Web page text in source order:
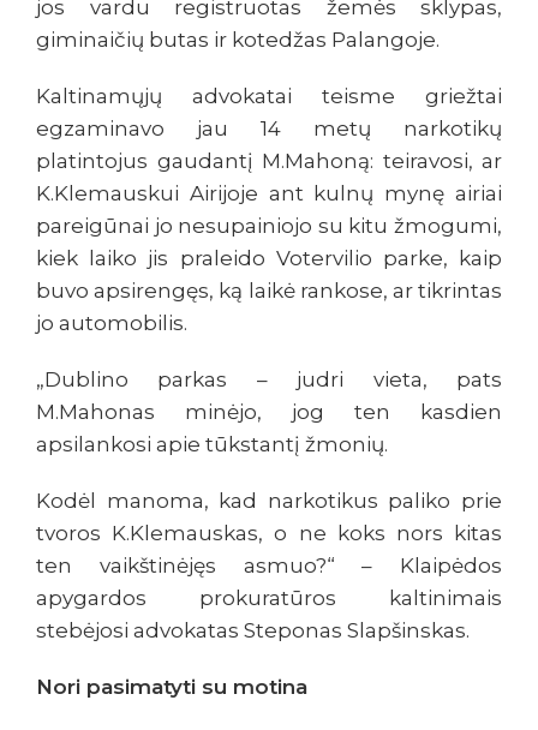
jos vardu registruotas žemės sklypas,
giminaičių butas ir kotedžas Palangoje.
Kaltinamųjų advokatai teisme griežtai
egzaminavo jau 14 metų narkotikų
platintojus gaudantį M.Mahoną: teiravosi, ar
K.Klemauskui Airijoje ant kulnų mynę airiai
pareigūnai jo nesupainiojo su kitu žmogumi,
kiek laiko jis praleido Votervilio parke, kaip
buvo apsirengęs, ką laikė rankose, ar tikrintas
jo automobilis.
„Dublino parkas – judri vieta, pats
M.Mahonas minėjo, jog ten kasdien
apsilankosi apie tūkstantį žmonių.
Kodėl manoma, kad narkotikus paliko prie
tvoros K.Klemauskas, o ne koks nors kitas
ten vaikštinėjęs asmuo?“ – Klaipėdos
apygardos prokuratūros kaltinimais
stebėjosi advokatas Steponas Slapšinskas.
Nori pasimatyti su motina